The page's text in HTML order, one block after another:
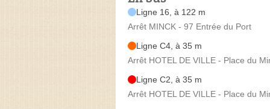
Ligne 16, à 122 m
Arrêt MINCK - 97 Entrée du Port
Ligne C4, à 35 m
Arrêt HOTEL DE VILLE - Place du
Ligne C2, à 35 m
Arrêt HOTEL DE VILLE - Place du